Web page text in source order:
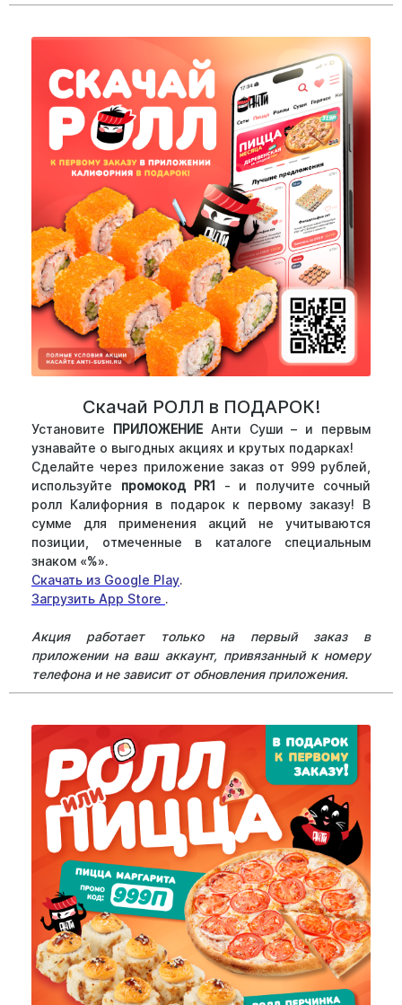
Скачай РОЛЛ в ПОДАРОК!
Установите ПРИЛОЖЕНИЕАнти Суши – и первым
узнавайте о выгодных акциях и крутых подарках!
Сделайте через приложение заказ от 999 рублей,
используйте промокод PR1 - и получите сочный
ролл Калифорния в подарок к первому заказу! В
сумме для применения акций не учитываются
позиции, отмеченные в каталоге специальным
знаком «%».
Скачать из Google Play.
Загрузить App Store .
Акция работает только на первый заказ в
приложении на ваш аккаунт, привязанный к номеру
телефона и не зависит от обновления приложения.